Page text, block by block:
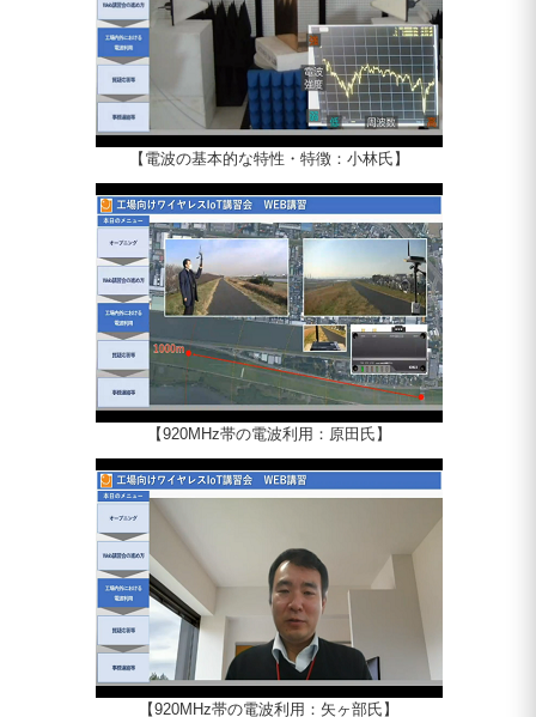
【電波の基本的な特性・特徴：小林氏】
【920MHz帯の電波利用：原田氏】
【920MHz帯の電波利用：矢ヶ部氏】